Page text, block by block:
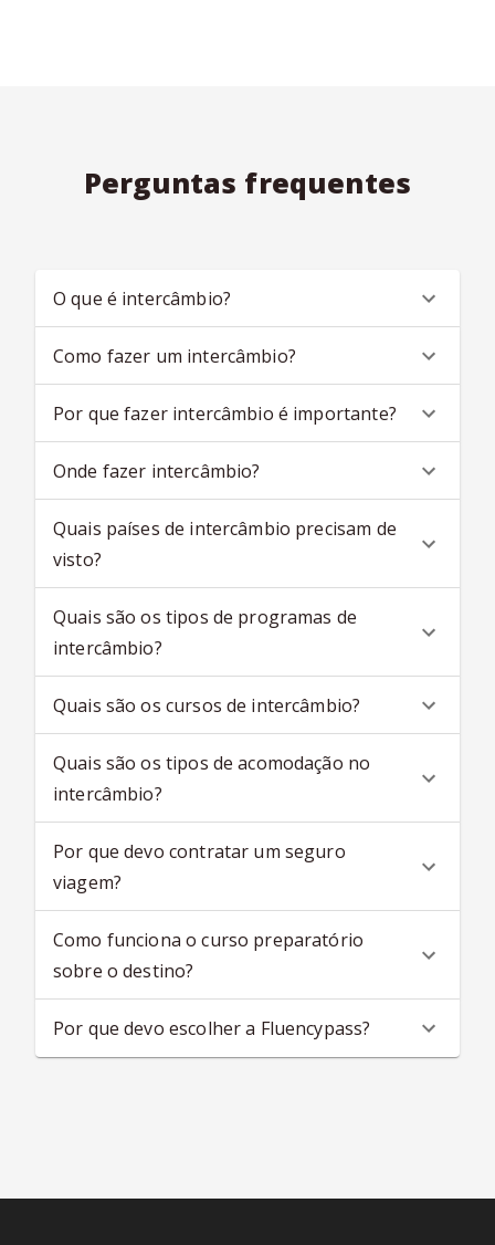
Perguntas frequentes
O que é intercâmbio?
Como fazer um intercâmbio?
Por que fazer intercâmbio é importante?
Onde fazer intercâmbio?
Quais países de intercâmbio precisam de
visto?
Quais são os tipos de programas de
intercâmbio?
Quais são os cursos de intercâmbio?
Quais são os tipos de acomodação no
intercâmbio?
Por que devo contratar um seguro
viagem?
Como funciona o curso preparatório
sobre o destino?
Por que devo escolher a Fluencypass?